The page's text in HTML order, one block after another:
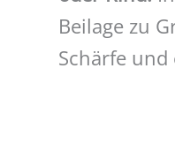
Beilage zu
Schärfe und